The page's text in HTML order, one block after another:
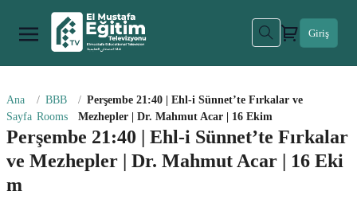
Giriş
Ana
Sayfa
BBB
Rooms
Perşembe 21:40 | Ehl-i Sünnet’te Fırkalar ve
Mezhepler | Dr. Mahmut Acar | 16 Ekim
Perşembe 21:40 | Ehl-i Sünnet’te Fırkalar
ve Mezhepler | Dr. Mahmut Acar | 16 Eki
m